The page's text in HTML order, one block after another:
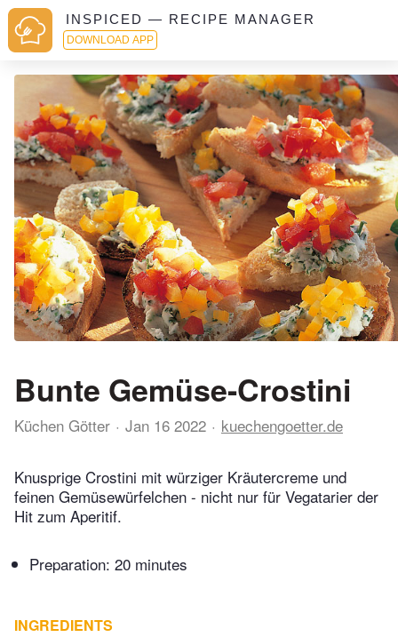
INSPICED — RECIPE MANAGER
DOWNLOAD APP
Bunte Gemüse-Crostini
Küchen Götter Jan 16 2022 kuechengoetter.de
Knusprige Crostini mit würziger Kräutercreme und
feinen Gemüsewürfelchen - nicht nur für Vegatarier der
Hit zum Aperitif.
Preparation: 20 minutes
INGREDIENTS